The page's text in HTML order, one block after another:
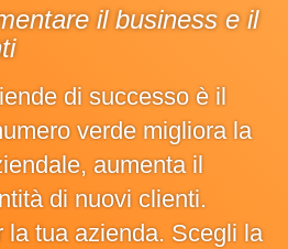
il business e il
di successo è il
verde migliora la
aumenta il
di nuovi clienti.
la tua azienda. Scegli la